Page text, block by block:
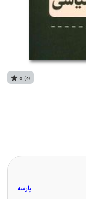
0 (0)
پارسه